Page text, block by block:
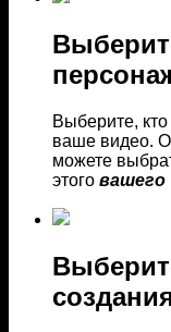
Выберите,
ваше видео.
можете
этого вашего